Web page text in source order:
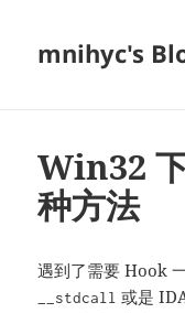
mnihyc's
Win32
种方法
遇到了需要 Hook
__stdcall 或是